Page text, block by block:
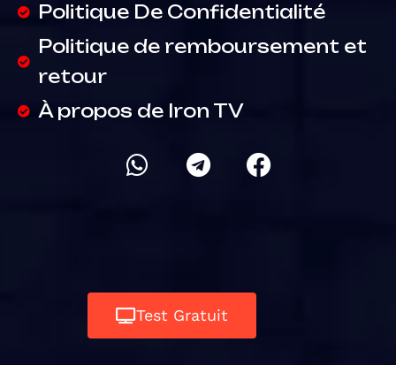
Politique De Confidentialité
Politique de remboursement et
retour
À propos de Iron TV
Test Gratuit